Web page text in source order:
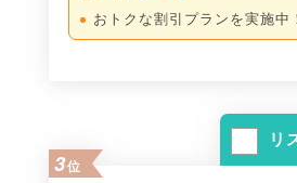
おトクな割引プランを実施中
リ
3位